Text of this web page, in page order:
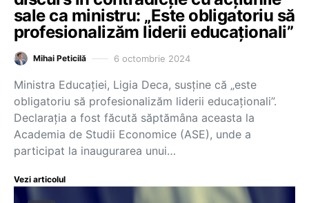
sale ca ministru: „Este obligatoriu să
profesionalizăm liderii educaționali”
Mihai Peticilă 6 octombrie 2024
Ministra Educației, Ligia Deca, susține că „este
obligatoriu să profesionalizăm liderii educaționali”.
Declarația a fost făcută săptămâna aceasta la
Academia de Studii Economice (ASE), unde a
participat la inaugurarea unui…
Vezi articolul